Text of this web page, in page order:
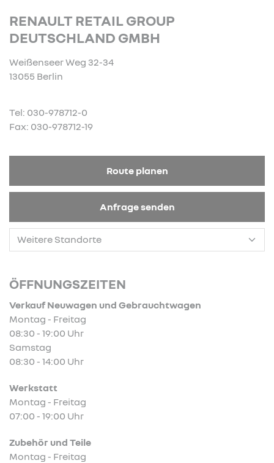
RENAULT RETAIL GROUP
DEUTSCHLAND GMBH
Weißenseer Weg 32-34
13055 Berlin
Tel: 030-978712-0
Fax: 030-978712-19
Route planen
Anfrage senden
ÖFFNUNGSZEITEN
Verkauf Neuwagen und Gebrauchtwagen
Montag - Freitag
08:30 - 19:00 Uhr
Samstag
08:30 - 14:00 Uhr
Werkstatt
Montag - Freitag
07:00 - 19:00 Uhr
Zubehör und Teile
Montag - Freitag